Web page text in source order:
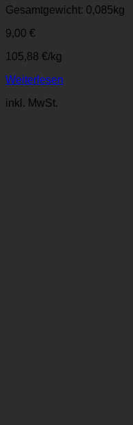
Gesamtgewicht: 0,085 kg
9,00 €
105,88 €/kg
Weiterlesen
inkl. MwSt.